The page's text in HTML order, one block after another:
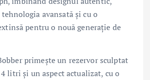
avansată și cu o
pentru o nouă generație de
primește un rezervor sculptat
litri și un aspect actualizat, cu o